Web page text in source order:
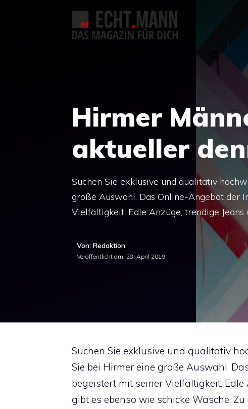
Hirmer
aktueller
Suchen Sie exklusive und qualitativ
große Auswahl. Das Online-Angebot der
Vielfältigkeit. Edle Anzüge, trendige
Von: Redaktion
Veröffentlicht am: 28. April 2019
Suchen Sie exklusive und qualitativ
Sie bei Hirmer eine große Auswahl.
begeistert mit seiner Vielfältigkeit.
gibt es ebenso wie schicke Wäsche.